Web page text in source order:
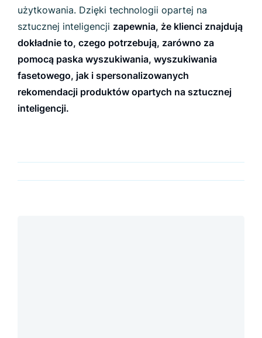
użytkowania. Dzięki technologii opartej na
sztucznej inteligencji zapewnia, że klienci znajdują
dokładnie to, czego potrzebują, zarówno za
pomocą paska wyszukiwania, wyszukiwania
fasetowego, jak i spersonalizowanych
rekomendacji produktów opartych na sztucznej
inteligencji.